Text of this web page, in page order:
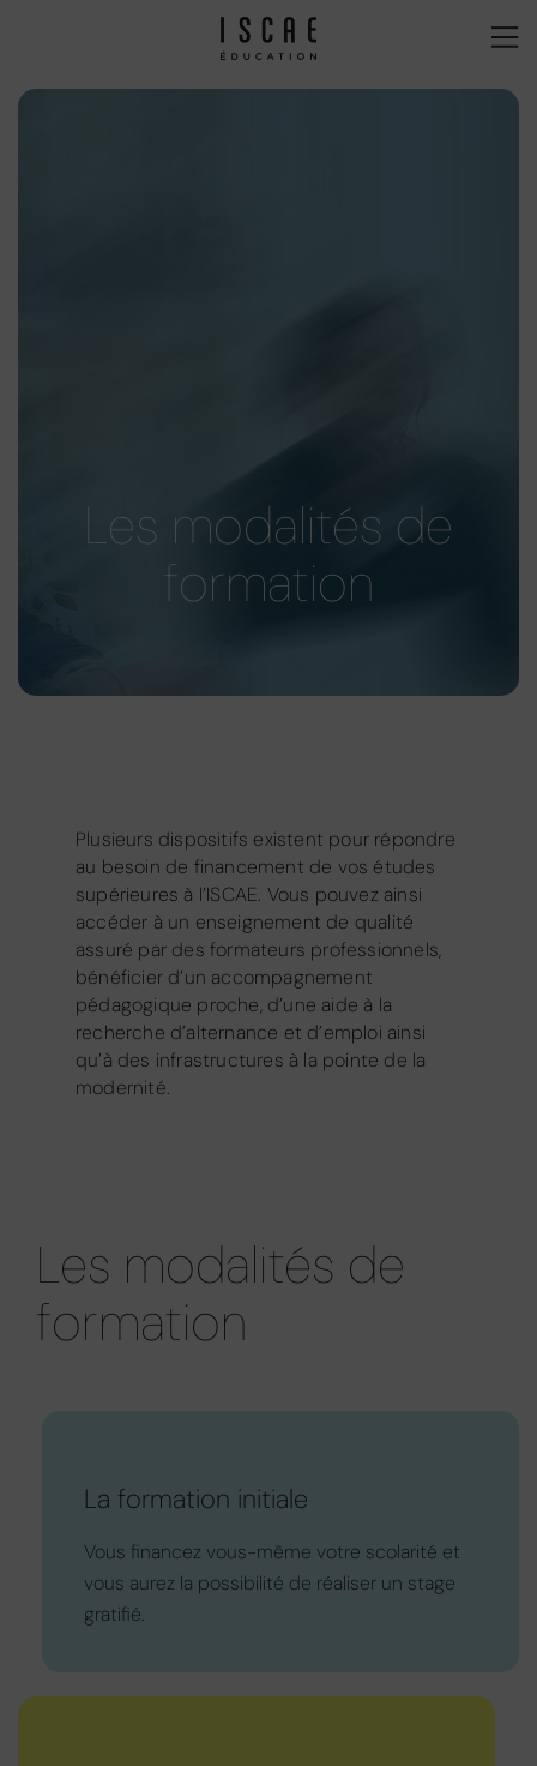
Les modalités de
formation
Plusieurs dispositifs existent pour répondre
au besoin de financement de vos études
supérieures à l’ISCAE. Vous pouvez ainsi
accéder à un enseignement de qualité
assuré par des formateurs professionnels,
bénéficier d’un accompagnement
pédagogique proche, d’une aide à la
recherche d’alternance et d’emploi ainsi
qu’à des infrastructures à la pointe de la
modernité.
Les modalités de
formation
La formation initiale
Vous financez vous-même votre scolarité et
vous aurez la possibilité de réaliser un stage
gratifié.